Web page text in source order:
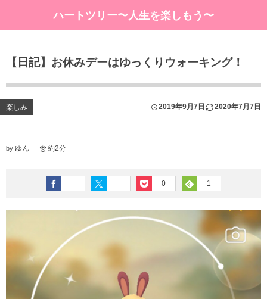
ハートツリー〜人生を楽しもう〜
【日記】お休みデーはゆっくりウォーキング！
楽しみ 2019年9月7日 2020年7月7日
by ゆん 約2分
0 1